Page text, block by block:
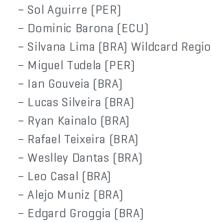
– Sol Aguirre (PER)
– Dominic Barona (ECU)
– Silvana Lima (BRA) Wildcard
– Miguel Tudela (PER)
– Ian Gouveia (BRA)
– Lucas Silveira (BRA)
– Ryan Kainalo (BRA)
– Rafael Teixeira (BRA)
– Weslley Dantas (BRA)
– Leo Casal (BRA)
– Alejo Muniz (BRA)
– Edgard Groggia (BRA)